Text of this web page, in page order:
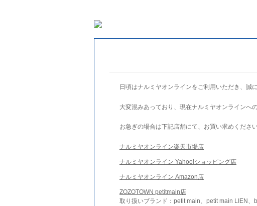
日頃はナルミヤオンラインをご利用いただき、誠
大変混みあっており、現在ナルミヤオンラインへ
お急ぎの場合は下記店舗にて、お買い求めください
ナルミヤオンライン楽天市場店
ナルミヤオンライン Yahoo!ショッピング店
ナルミヤオンライン Amazon店
ZOZOTOWN petitmain店
取り扱いブランド：petit main、petit main LIEN、